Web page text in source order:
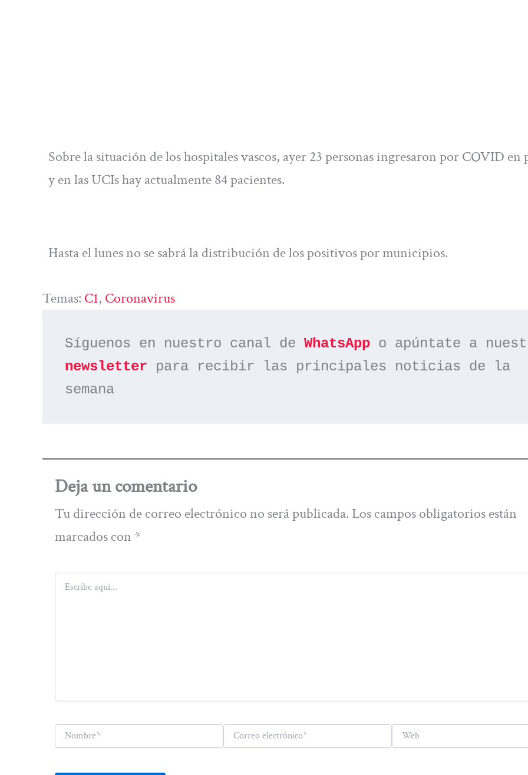
Sobre la situación de los hospitales vascos, ayer 23 personas ingresaron por COVID en
y en las UCIs hay actualmente 84 pacientes.
Hasta el lunes no se sabrá la distribución de los positivos por municipios.
Temas: C1, Coronavirus
Síguenos en nuestro canal de WhatsApp
newsletter para recibir las principales noticias de la
semana
Deja un comentario
Tu dirección de correo electrónico no será publicada. Los campos obligatorios están
marcados con *
Escribe
aquí...
Nombre*
Correo
electrónico*
Web